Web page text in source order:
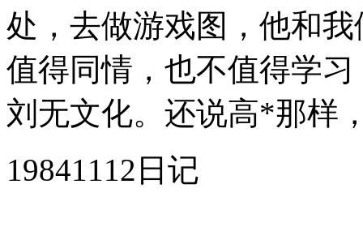
处，去做游戏图，他和
值得同情，也不值得学
刘无文化。还说高*那样
19841112日记